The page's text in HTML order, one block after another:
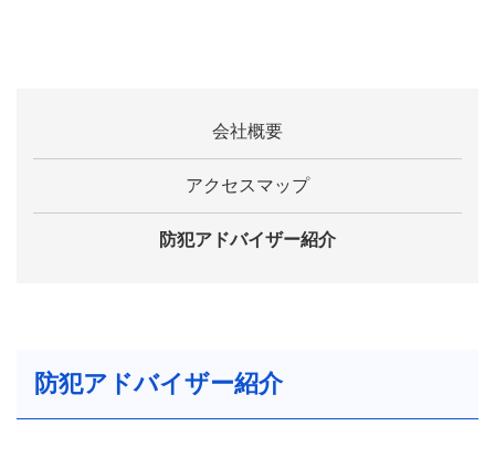
会社概要
アクセスマップ
防犯アドバイザー紹介
防犯アドバイザー紹介